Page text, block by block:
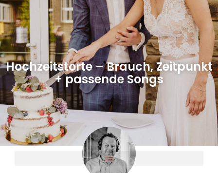
Hochzeitstorte – Brauch, Zeitpunkt
+ passende Songs